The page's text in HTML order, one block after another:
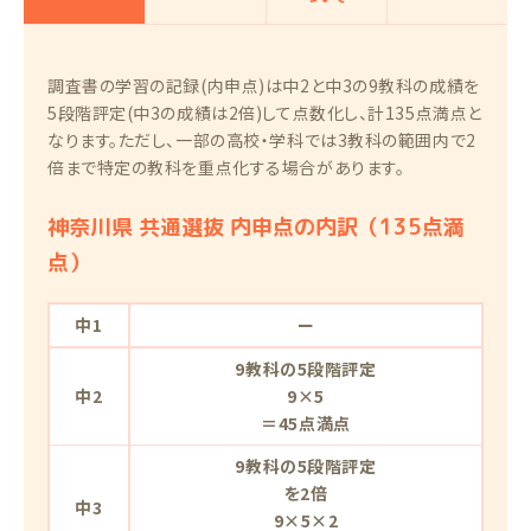
調査書の学習の記録(内申点)は中2と中3の9教科の成績を
5段階評定(中3の成績は2倍)して点数化し、計135点満点と
なります。ただし、一部の高校・学科では3教科の範囲内で2
倍まで特定の教科を重点化する場合があります。
神奈川県 共通選抜 内申点の内訳（135点満
点）
中1
中2
中3
ー
9教科の5段階評定
9×5
＝45点満点
9教科の5段階評定
を2倍
9×5×2